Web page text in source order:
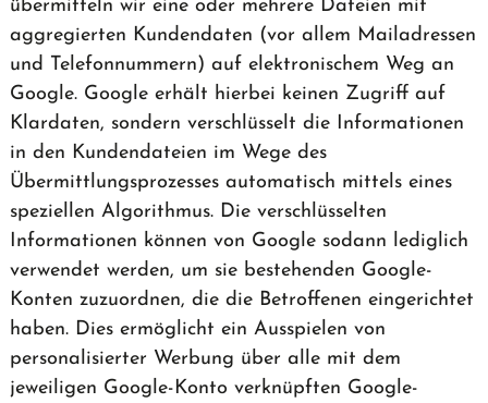
übermitteln wir eine oder mehrere Dateien mit
aggregierten Kundendaten (vor allem Mailadressen
und Telefonnummern) auf elektronischem Weg an
Google. Google erhält hierbei keinen Zugriff auf
Klardaten, sondern verschlüsselt die Informationen
in den Kundendateien im Wege des
Übermittlungsprozesses automatisch mittels eines
speziellen Algorithmus. Die verschlüsselten
Informationen können von Google sodann lediglich
verwendet werden, um sie bestehenden Google-
Konten zuzuordnen, die die Betroffenen eingerichtet
haben. Dies ermöglicht ein Ausspielen von
personalisierter Werbung über alle mit dem
jeweiligen Google-Konto verknüpften Google-